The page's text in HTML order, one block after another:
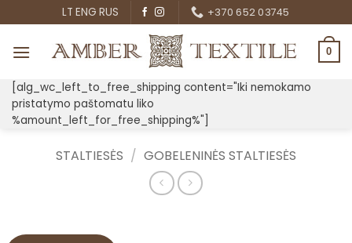
to
content
LT ENG RUS +370 652 03745
0
[alg_wc_left_to_free_shipping content="Iki nemokamo
pristatymo paštomatu liko
%amount_left_for_free_shipping%"]
STALTIESĖS / GOBELENINĖS STALTIESĖS